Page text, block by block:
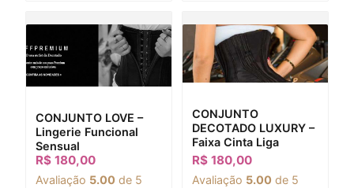
CONJUNTO LOVE –
Lingerie Funcional
Sensual
R$ 180,00
Avaliação 5.00 de 5
CONJUNTO
DECOTADO LUXURY –
Faixa Cinta Liga
R$ 180,00
Avaliação 5.00 de 5